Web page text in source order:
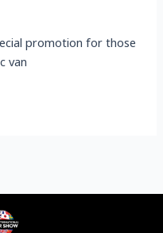
promotion for those
van